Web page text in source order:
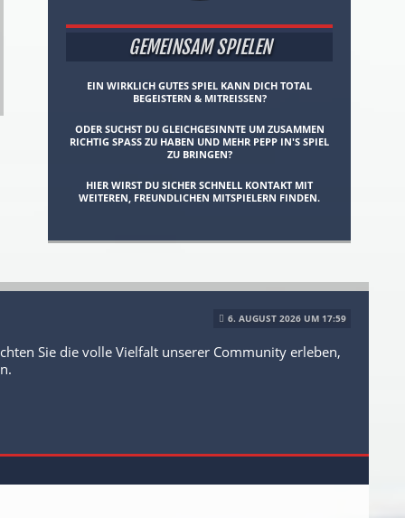
GEMEINSAM SPIELEN
EIN WIRKLICH GUTES SPIEL KANN DICH TOTAL
BEGEISTERN & MITREISSEN?
ODER SUCHST DU GLEICHGESINNTE UM ZUSAMMEN
RICHTIG SPASS ZU HABEN UND MEHR PEPP IN'S SPIEL Z
U BRINGEN?
HIER WIRST DU SICHER SCHNELL KONTAKT MIT
WEITEREN, FREUNDLICHEN MITSPIELERN FINDEN.
6. AUGUST 2026 UM 17:59
Sie die volle Vielfalt unserer Community erleben,